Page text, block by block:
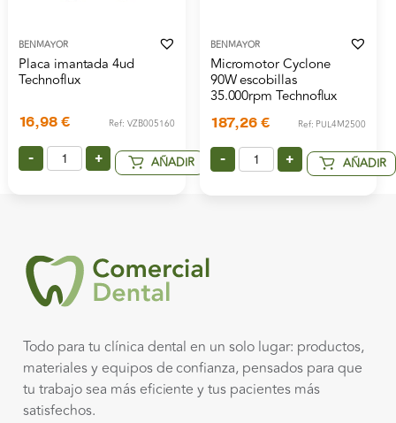
BENMAYOR
Placa imantada 4ud
Technoflux
16,98€ Ref: VZB005160
- + AÑADIR
BENMAYOR
Micromotor Cyclone
90W escobillas
35.000rpm Technoflux
187,26€ Ref: PUL4M2500
- + AÑADIR
Todo para tu clínica dental en un solo lugar: productos,
materiales y equipos de confianza, pensados para que
tu trabajo sea más eficiente y tus pacientes más
satisfechos.